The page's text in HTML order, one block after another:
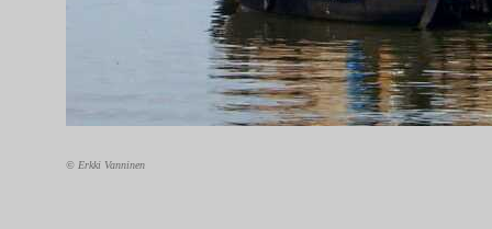
© Erkki Vanninen